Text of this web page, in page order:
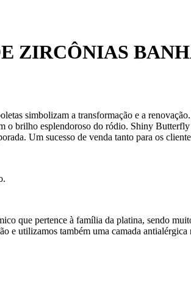
ZIRCÔNIAS
simbolizam a transformação e a
o brilho esplendoroso do ródio. Shiny
Um sucesso de venda tanto para os
que pertence à família da platina, sendo
e utilizamos também uma camada antialérgica